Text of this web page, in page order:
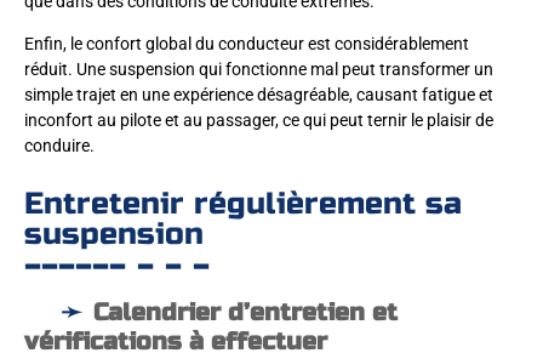
Enfin, le confort global du conducteur est considérablement
réduit. Une suspension qui fonctionne mal peut transformer un
simple trajet en une expérience désagréable, causant fatigue et
inconfort au pilote et au passager, ce qui peut ternir le plaisir de
conduire.
Entretenir régulièrement sa
suspension
Calendrier d’entretien et
vérifications à effectuer